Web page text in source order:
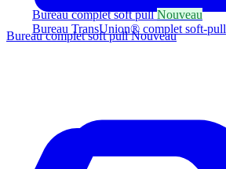
Bureau complet soft pullNouveau
Bureau TransUnion® complet soft-pull
Bureau complet soft pullNouveau